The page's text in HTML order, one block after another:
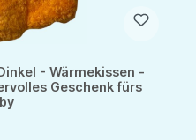
- Wärmekissen -
Geschenk fürs